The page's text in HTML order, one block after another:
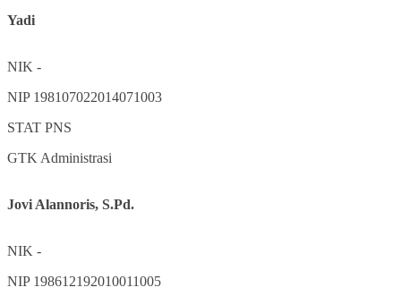
Yadi
NIK -
NIP 198107022014071003
STAT PNS
GTK Administrasi
Jovi Alannoris, S.Pd.
NIK -
NIP 198612192010011005